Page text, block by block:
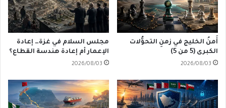
أَمنُ الخليج في زمنِ التحوُّلات
الكبرى (5 من 5)
2026/08/03
مجلس السلام في غزة… إعادة
الإعمار أم إعادة هندسة القطاع؟
2026/08/03